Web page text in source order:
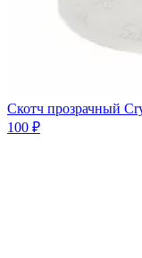
Скотч прозрачный
100 ₽